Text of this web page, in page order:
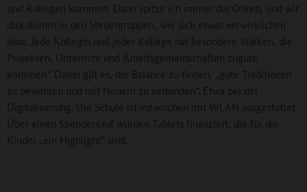
und Kollegen kommen. Dann spitze ich immer die Ohren, und wir
diskutieren in den Steuergruppen, wie sich etwas verwirklichen
lässt. Jede Kollegin und jeder Kollege hat besondere Stärken, die
Projekten, Unterricht und Arbeitsgemeinschaften zugute
kommen.“ Dabei gilt es, die Balance zu finden, „gute Traditionen
zu bewahren und mit Neuem zu verbinden“. Etwa bei der
Digitalisierung. Die Schule ist inzwischen mit WLAN ausgestattet.
Über einen Spendenlauf wurden Tablets finanziert, die für die
Kinder „ein Highlight“ sind.